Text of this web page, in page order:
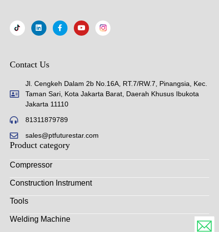
Contact Us
Jl. Cengkeh Dalam 2b No.16A, RT.7/RW.7, Pinangsia, Kec.
Taman Sari, Kota Jakarta Barat, Daerah Khusus Ibukota
Jakarta 11110
81311879789
sales@ptfuturestar.com
Product category
Compressor
Construction Instrument
Tools
Welding Machine